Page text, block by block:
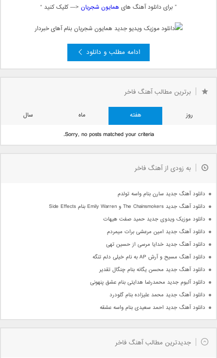
” برای دانلود آهنگ های همایون شجریان <— کلیک کنید “
ادامه مطلب و دانلود
برترین مطالب آهنگ فاخر
روز هفته ماه
سال
Sorry, no posts matched your criteria.
به زودی از آهنگ فاخر
دانلود آهنگ جدید سارن بنام واسه تولدم
دانلود آهنگ جدید The Chainsmokers و Emily Warren بنام Side Effects
دانلود موزیک ویدوی جدید حمید صفت هیهات
دانلود آهنگ جدید امین مرعشی برات میمردم
دانلود آهنگ جدید خدایا مرسی از حسین تهی
دانلود آهنگ مسیح و آرش AP به نام خیلی دلم تنگه
دانلود آهنگ جدید محسن یگانه بنام چنگال تقدیر
دانلود آلبوم جدید محمدرضا هدایتی بنام عشق پنهونی
دانلود آهنگ جدید محمد علیزاده بنام گلودرد
دانلود آهنگ جدید احمد سعیدی بنام واسه عشقه
جدیدترین مطالب آهنگ فاخر